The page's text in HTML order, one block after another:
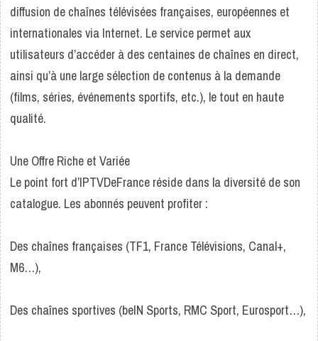
diffusion de chaînes télévisées françaises, européennes et
internationales via Internet. Le service permet aux
utilisateurs d’accéder à des centaines de chaînes en direct,
ainsi qu’à une large sélection de contenus à la demande
(films, séries, événements sportifs, etc.), le tout en haute
qualité.
Une Offre Riche et Variée
Le point fort d’IPTVDeFrance réside dans la diversité de son
catalogue. Les abonnés peuvent profiter :
Des chaînes françaises (TF1, France Télévisions, Canal+,
M6…),
Des chaînes sportives (beIN Sports, RMC Sport, Eurosport…),